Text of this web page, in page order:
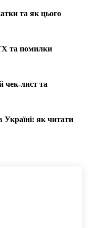
та як цього
та помилки
чек-лист та
Україні: як читати